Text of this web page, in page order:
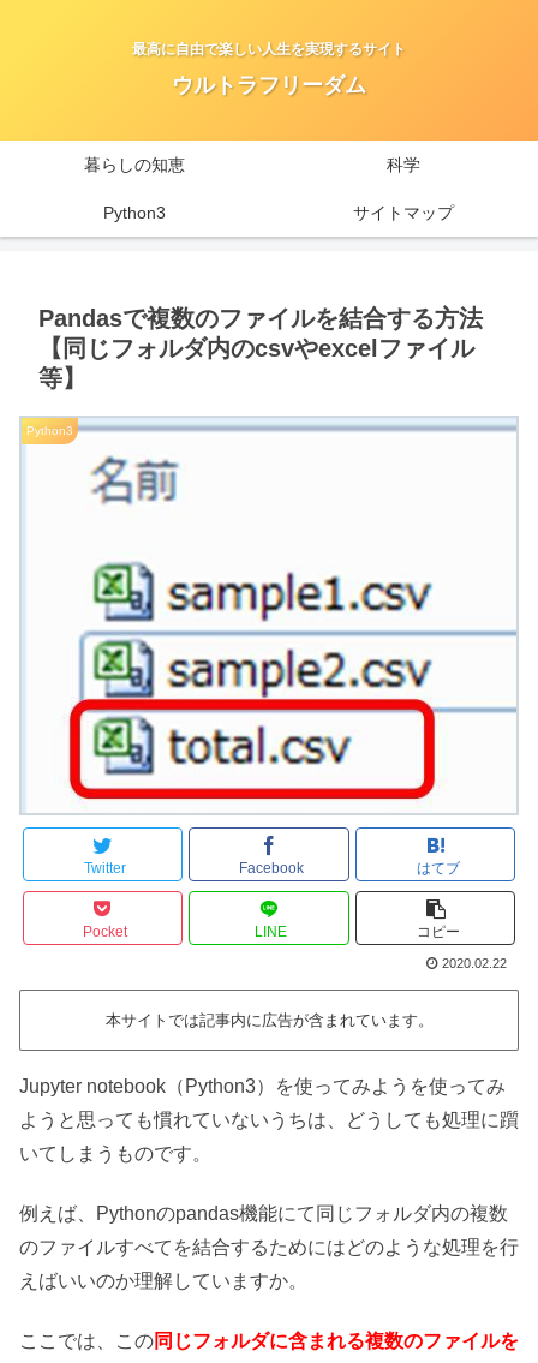
最高に自由で楽しい人生を実現するサイト
ウルトラフリーダム
暮らしの知恵 科学
Python3 サイトマップ
Pandasで複数のファイルを結合する方法
【同じフォルダ内のcsvやexcelファイル
等】
Python3
Twitter Facebook はてブ
Pocket LINE コピー
2020.02.22
本サイトでは記事内に広告が含まれています。
Jupyter notebook（Python3）を使ってみようを使ってみ
ようと思っても慣れていないうちは、どうしても処理に躓
いてしまうものです。
例えば、Pythonのpandas機能にて同じフォルダ内の複数
のファイルすべてを結合するためにはどのような処理を行
えばいいのか理解していますか。
ここでは、この同じフォルダに含まれる複数のファイルを